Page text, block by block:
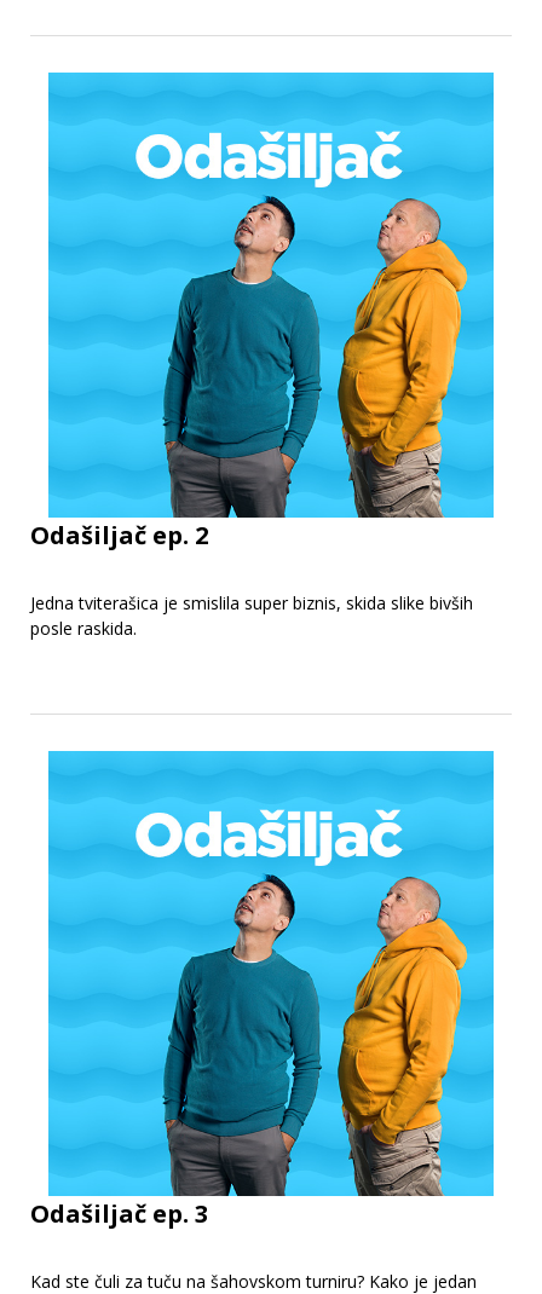
Odašiljač ep. 2
Jedna tviterašica je smislila super biznis, skida slike bivših
posle raskida.
Odašiljač ep. 3
Kad ste čuli za tuču na šahovskom turniru? Kako je jedan